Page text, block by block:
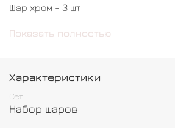
Шар хром - 3 шт
Шар обычный - 7 шт
Показать полностью
Характеристики
Сет
Набор шаров